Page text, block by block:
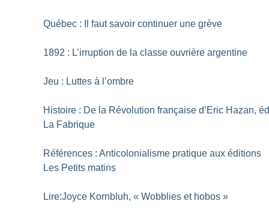
Québec : Il faut savoir continuer une grève
1892 : L’irruption de la classe ouvrière argentine
Jeu : Luttes à l’ombre
Histoire : De la Révolution française d’Eric Hazan,
La Fabrique
Références : Anticolonialisme pratique aux éditions
Les Petits matins
Lire:Joyce Kornbluh, « Wobblies et hobos »